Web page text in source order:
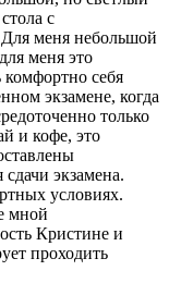
с
меня небольшой
меня это
себя
экзамене, когда
только
и кофе, это
экзамена.
условиях.
мной
Кристине и
проходить